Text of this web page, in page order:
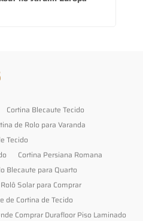
Cortina Blecaute Tecido
de Rolo para Varanda
Tecido
Cortina Persiana Romana
Blecaute para Quarto
Solar para Comprar
de Cortina de Tecido
Comprar Durafloor Piso Laminado